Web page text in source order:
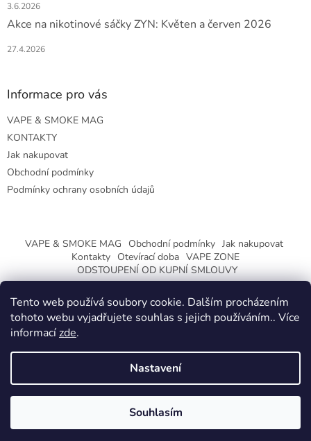
Tento web používá soubory cookie. Dalším procházením
tohoto webu vyjadřujete souhlas s jejich používáním.. Více
informacízde.
Nastavení
Souhlasím
KLIKNETE A DOZVÍTE SE VÍCE.
3.6.2026
Akce na nikotinové sáčky ZYN: Květen a červen 2026
27.4.2026
Informace pro vás
VAPE & SMOKE MAG
KONTAKTY
Jak nakupovat
Obchodní podmínky
Podmínky ochrany osobních údajů
VAPE & SMOKE MAG Obchodní podmínky Jak nakupovat
Kontakty Otevírací doba VAPE ZONE
ODSTOUPENÍ OD KUPNÍ SMLOUVY
Copyright 2026CeskaTrafika.eu. Všechna práva vyhrazena.